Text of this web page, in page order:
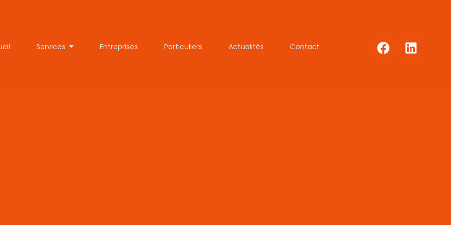
Services Entreprises Particuliers Actualités Contact